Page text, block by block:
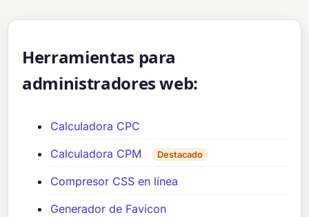
Herramientas para
administradores web:
Calculadora CPC
Calculadora CPM
Destacado
Compresor CSS en línea
Generador de Favicon